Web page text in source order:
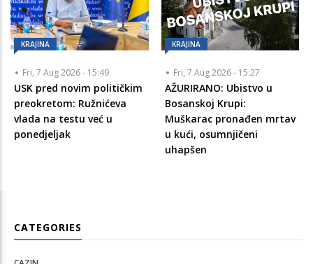
KRAJINA
Fri, 7 Aug 2026 - 15:49
USK pred novim političkim
preokretom: Ružnićeva
vlada na testu već u
ponedjeljak
KRAJINA
Fri, 7 Aug 2026 - 15:27
AŽURIRANO: Ubistvo u
Bosanskoj Krupi:
Muškarac pronađen mrtav
u kući, osumnjičeni
uhapšen
CATEGORIES